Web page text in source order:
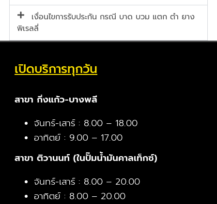
เงื่อนไขการรับประกัน กรณี บาด บวม แตก ตำ ยาง
พิเรลลี่
เปิดบริการทุกวัน
สาขา กิ่งแก้ว-บางพลี
จันทร์-เสาร์ : 8.00 – 18.00
อาทิตย์ : 9.00 – 17.00
สาขา ติวานนท์ (ในปั๊มน้ำมันคาลเท็กซ์)
จันทร์-เสาร์ : 8.00 – 20.00
อาทิตย์ : 8.00 – 20.00